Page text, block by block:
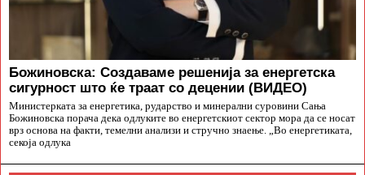
Божиновска: Создаваме решенија за енергетска
сигурност што ќе траат со децении (ВИДЕО)
Министерката за енергетика, рударство и минерални суровини Сања
Божиновска порача дека одлуките во енергетскиот сектор мора да се носат
врз основа на факти, темелни анализи и стручно знаење. „Во енергетиката,
секоја одлука